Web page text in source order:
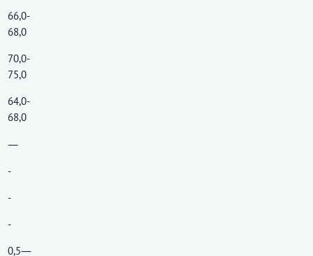
66,0-
68,0
70,0-
75,0
64,0-
68,0
―
-
-
-
0,5―